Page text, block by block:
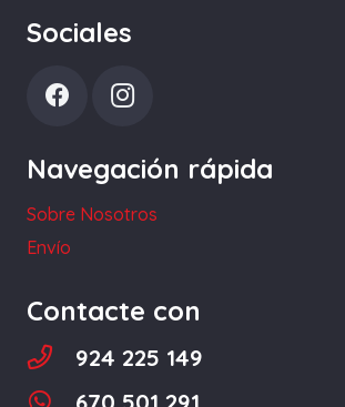
Sociales
Navegación rápida
Sobre Nosotros
Envío
Contacte con
924 225 149